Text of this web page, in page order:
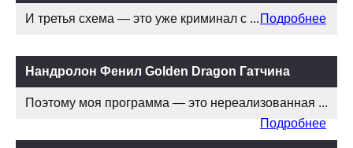
И третья схема — это уже криминал с ... Подробнее
Нандролон Фенил Golden Dragon Гатчина
Поэтому моя программа — это нереализованная ...
Подробнее